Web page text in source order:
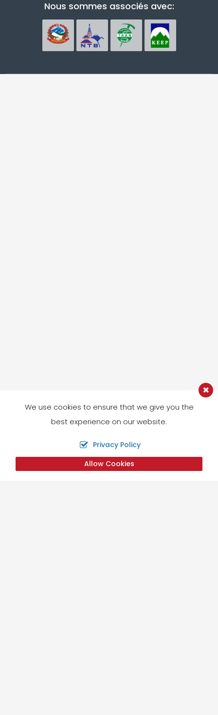
Nous sommes associés avec:
We use cookies to ensure that we give you the
best experience on our website.
Privacy Policy
Allow Cookies